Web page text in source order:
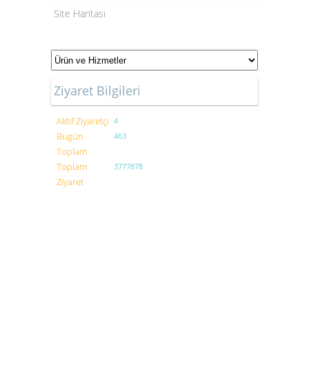
Site Haritası
Ziyaret Bilgileri
Aktif Ziyaretçi 4
Bugün
Toplam
463
Toplam
Ziyaret
3777878